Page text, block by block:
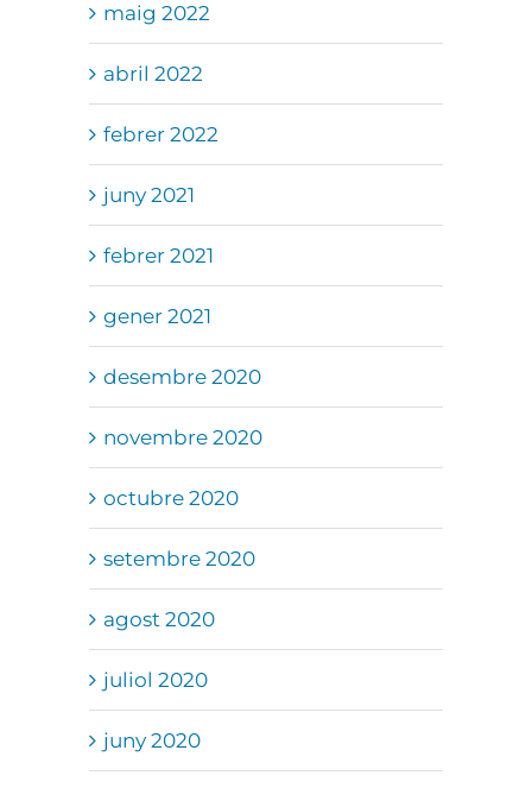
maig 2022
abril 2022
febrer 2022
juny 2021
febrer 2021
gener 2021
desembre 2020
novembre 2020
octubre 2020
setembre 2020
agost 2020
juliol 2020
juny 2020